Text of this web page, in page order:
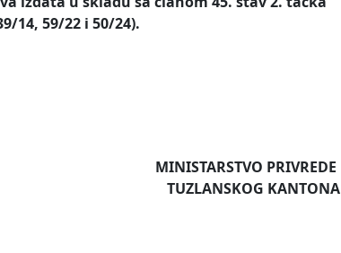
14, 59/22 i 50/24).
PRIVREDE
TUZLANSKOG KANTONA